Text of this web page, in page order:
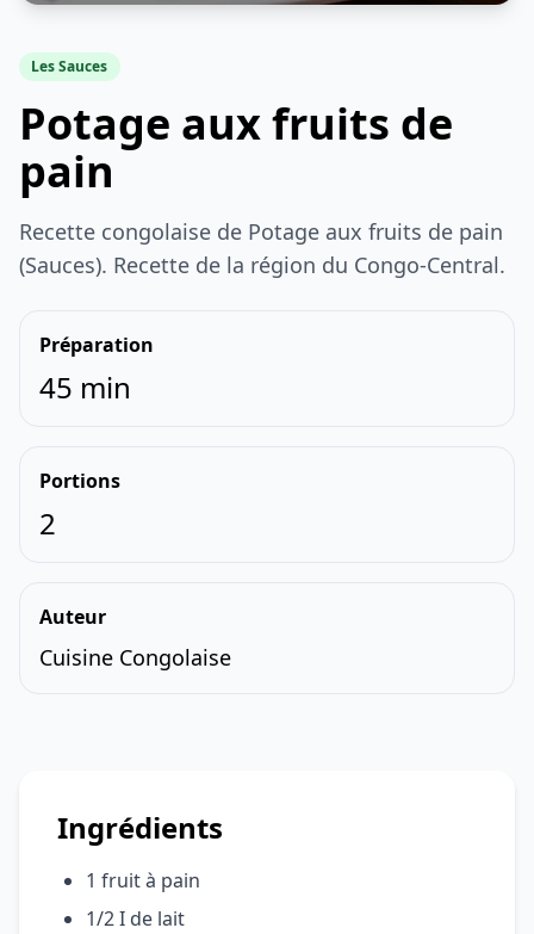
Les Sauces
Potage aux fruits de
pain
Recette congolaise de Potage aux fruits de pain
(Sauces). Recette de la région du Congo-Central.
Préparation
45 min
Portions
2
Auteur
Cuisine Congolaise
Ingrédients
1 fruit à pain
1/2 I de lait